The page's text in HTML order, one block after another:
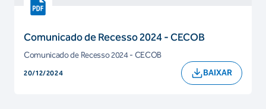
Comunicado de Recesso 2024 - CECOB
Comunicado de Recesso 2024 - CECOB
20/12/2024 BAIXAR